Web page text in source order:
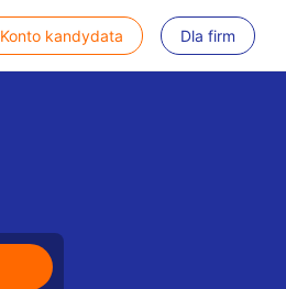
Konto kandydata Dla firm